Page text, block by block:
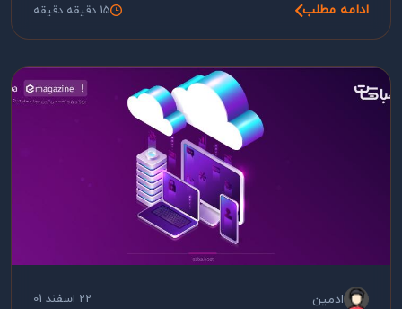
ادامه مطلب 15 دقیقه دقیقه
ادمین 22 اسفند 01